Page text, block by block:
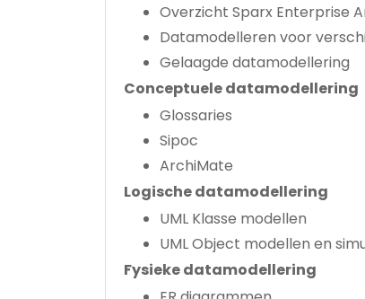
Overzicht Sparx Enterprise
Datamodelleren voor
Gelaagde datamodellering
Conceptuele datamodellering
Glossaries
Sipoc
ArchiMate
Logische datamodellering
UML Klasse modellen
UML Object modellen en
Fysieke datamodellering